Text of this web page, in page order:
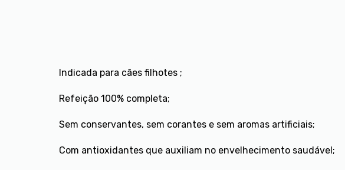
Indicada para cães filhotes ;
Refeição 100% completa;
Sem conservantes, sem corantes e sem aromas artificiais;
Com antioxidantes que auxiliam no envelhecimento saudável;